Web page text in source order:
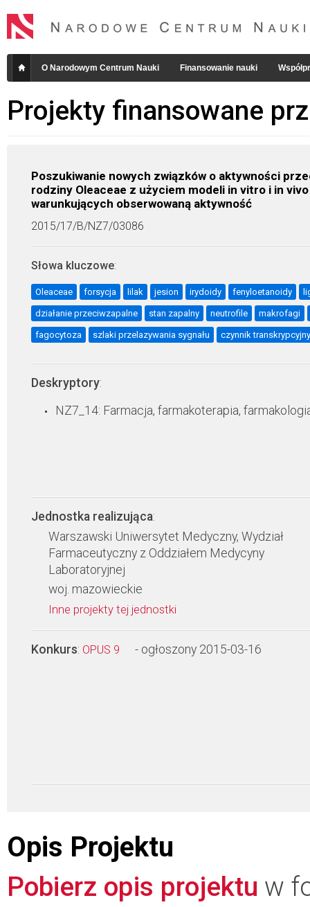
O Narodowym Centrum Nauki Finansowanie nauki
Projekty finansowane
Poszukiwanie nowych związków o aktywności
rodziny Oleaceae z użyciem modeli in vitro i in
warunkujących obserwowaną aktywność
2015/17/B/NZ7/03086
Słowa kluczowe:
Oleaceae forsycja lilak jesion irydoidy fenyloetanoidy
działanie przeciwzapalne stan zapalny neutrofile makrofagi
fagocytoza szlaki przelazywania sygnału czynnik
Deskryptory:
NZ7_14: Farmacja, farmakoterapia,
Jednostka realizująca:
Warszawski Uniwersytet Medyczny, Wydział
Farmaceutyczny z Oddziałem Medycyny
Laboratoryjnej
woj. mazowieckie
Inne projekty tej jednostki
Konkurs: OPUS 9 - ogłoszony 2015-03-16
Opis Projektu
Pobierz opis projektu w